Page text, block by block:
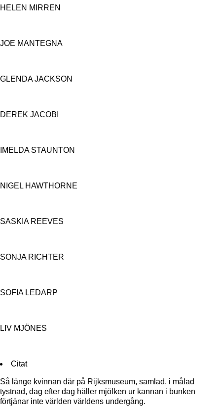
HELEN MIRREN
JOE MANTEGNA
GLENDA JACKSON
DEREK JACOBI
IMELDA STAUNTON
NIGEL HAWTHORNE
SASKIA REEVES
SONJA RICHTER
SOFIA LEDARP
LIV MJÖNES
Citat
Så länge kvinnan där på Rijksmuseum, samlad, i målad
tystnad, dag efter dag häller mjölken ur kannan i bunken
förtjänar inte världen världens undergång.